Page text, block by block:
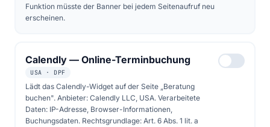
Funktion müsste der Banner bei jedem Seitenaufruf neu
erscheinen.
Calendly — Online-Terminbuchung
USA · DPF
Lädt das Calendly-Widget auf der Seite „Beratung
buchen". Anbieter: Calendly LLC, USA. Verarbeitete
Daten: IP-Adresse, Browser-Informationen,
Buchungsdaten. Rechtsgrundlage: Art. 6 Abs. 1 lit. a